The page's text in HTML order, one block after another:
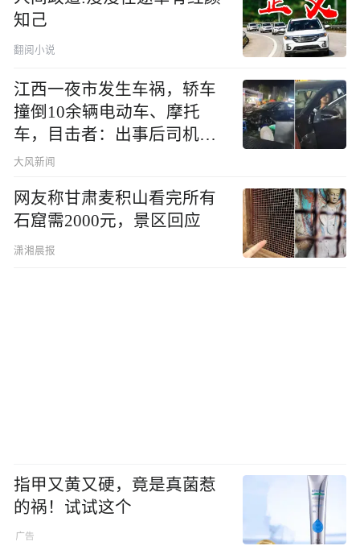
知己
翻阅小说
江西一夜市发生车祸，轿车
撞倒10余辆电动车、摩托
车，目击者：出事后司机一
直坐车里
大风新闻
网友称甘肃麦积山看完所有
石窟需2000元，景区回应
潇湘晨报
指甲又黄又硬，竟是真菌惹
的祸！试试这个